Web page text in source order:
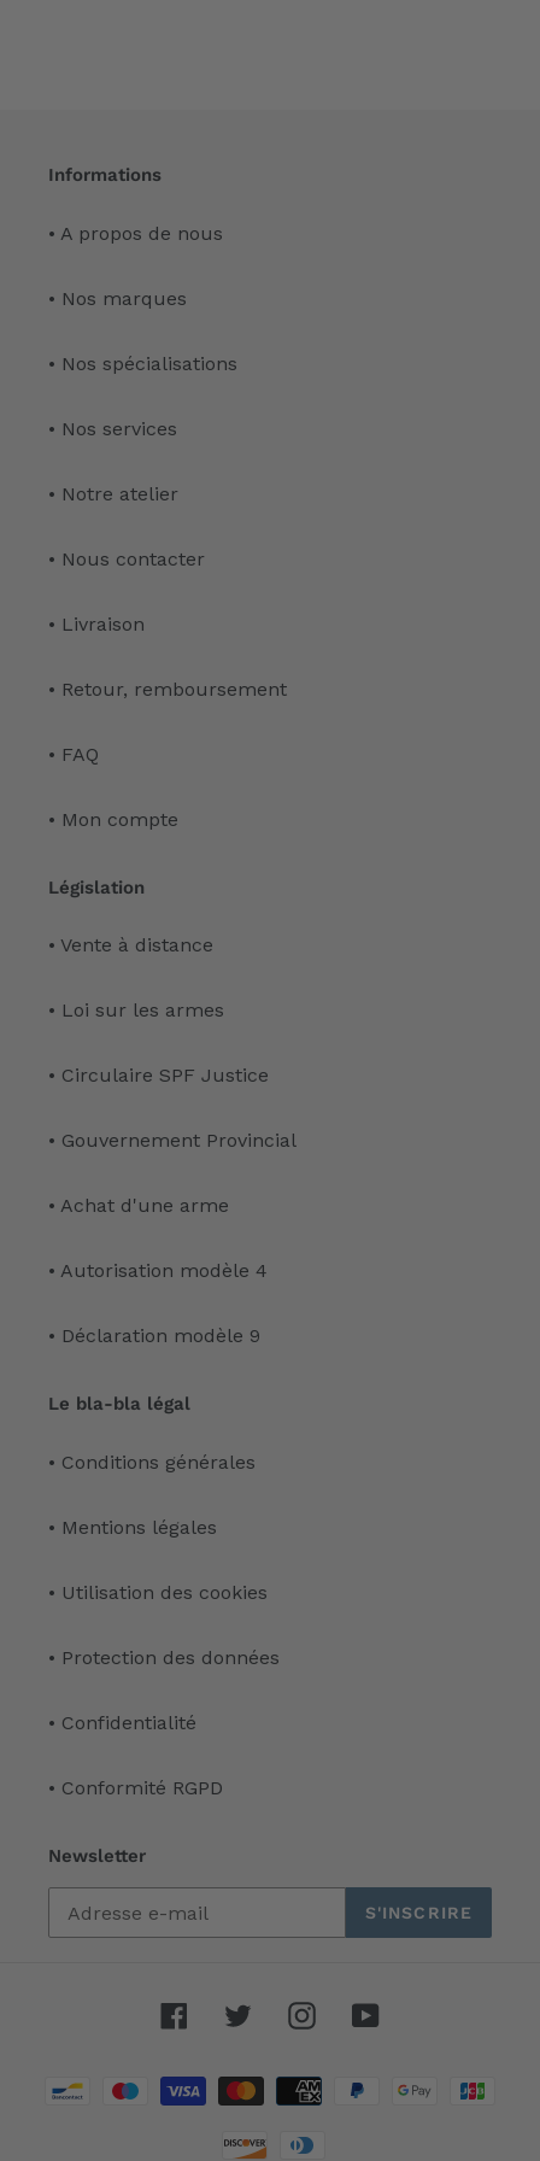
Informations
• A propos de nous
• Nos marques
• Nos spécialisations
• Nos services
• Notre atelier
• Nous contacter
• Livraison
• Retour, remboursement
• FAQ
• Mon compte
Législation
• Vente à distance
• Loi sur les armes
• Circulaire SPF Justice
• Gouvernement Provincial
• Achat d'une arme
• Autorisation modèle 4
• Déclaration modèle 9
Le bla-bla légal
• Conditions générales
• Mentions légales
• Utilisation des cookies
• Protection des données
• Confidentialité
• Conformité RGPD
Newsletter
S'INSCRIRE
FacebookTwitterInstagram
Moyens
de
paiement